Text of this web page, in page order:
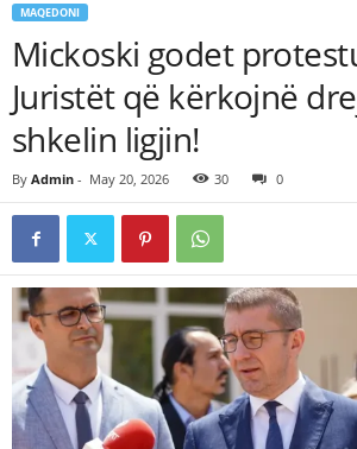
MAQEDONI
Mickoski godet
Juristët që kërkojnë
shkelin ligjin!
By Admin - May 20, 2026 30 0